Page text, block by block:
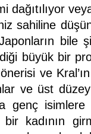
sahiline
bile
büyük bir
ve
ve üst
genç
kadının